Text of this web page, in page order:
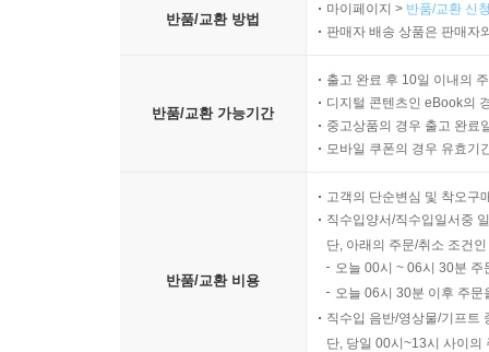
반품/교환 방법
마이페이지 > 반품/교환 신
판매자 배송 상품은 판매자
반품/교환 가능기간
출고 완료 후 10일 이내의
디지털 콘텐츠인 eBook의
중고상품의 경우 출고 완료
모바일 쿠폰의 경우 유효기
반품/교환 비용
고객의 단순변심 및 착오구
직수입양서/직수입일서중
단, 아래의 주문/취소 조건
오늘 00시 ~ 06시 30분
오늘 06시 30분 이후 주
직수입 음반/영상물/기프트
단, 당일 00시~13시 사이의